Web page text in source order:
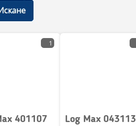
1
401107